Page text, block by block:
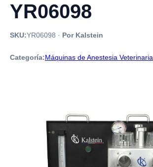
YR06098
SKU:YR06098 · Por Kalstein
Categoría:Máquinas de Anestesia Veterinaria